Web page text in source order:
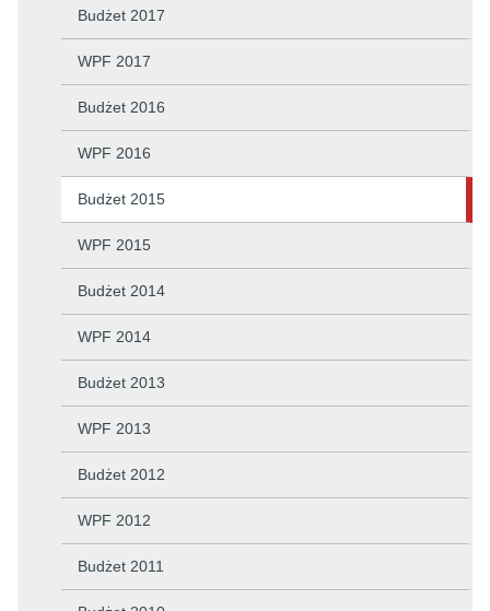
Budżet 2017
WPF 2017
Budżet 2016
WPF 2016
Budżet 2015
WPF 2015
Budżet 2014
WPF 2014
Budżet 2013
WPF 2013
Budżet 2012
WPF 2012
Budżet 2011